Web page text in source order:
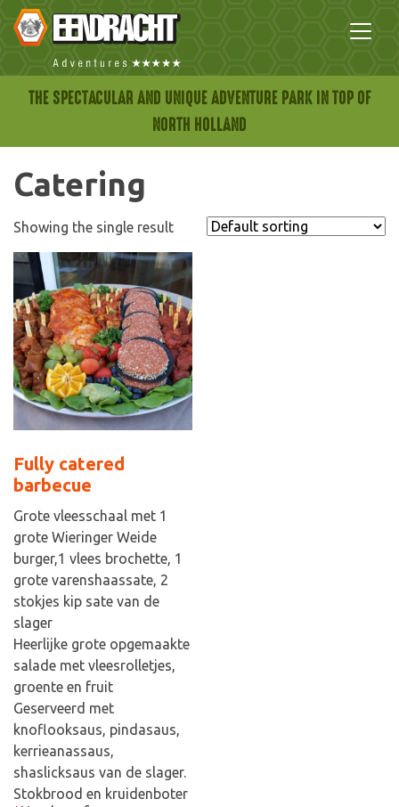
THE SPECTACULAR AND UNIQUE ADVENTURE PARK IN TOP OF
NORTH HOLLAND
Catering
Showing the single result
Fully catered
barbecue
Grote vleesschaal met 1
grote Wieringer Weide
burger,1 vlees brochette, 1
grote varenshaassate, 2
stokjes kip sate van de
slager
Heerlijke grote opgemaakte
salade met vleesrolletjes,
groente en fruit
Geserveerd met
knoflooksaus, pindasaus,
kerrieanassaus,
shaslicksaus van de slager.
Stokbrood en kruidenboter